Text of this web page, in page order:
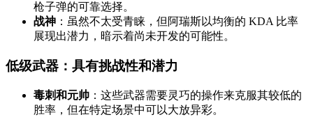
枪子弹的可靠选择。
战神 ：虽然不太受青睐，但阿瑞斯以均衡的 KDA 比率
展现出潜力，暗示着尚未开发的可能性。
低级武器：具有挑战性和潜力
毒刺和元帅 ：这些武器需要灵巧的操作来克服其较低的
胜率，但在特定场景中可以大放异彩。